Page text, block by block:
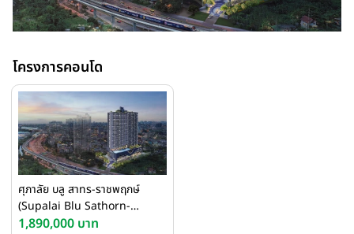
โครงการคอนโด
ศุภาลัย บลู สาทร-ราชพฤกษ์
(Supalai Blu Sathorn-
Ratchaphruek)
1,890,000 บาท